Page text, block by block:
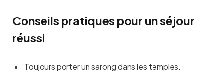
Conseils pratiques pour un séjour
réussi
Toujours porter un sarong dans les temples.